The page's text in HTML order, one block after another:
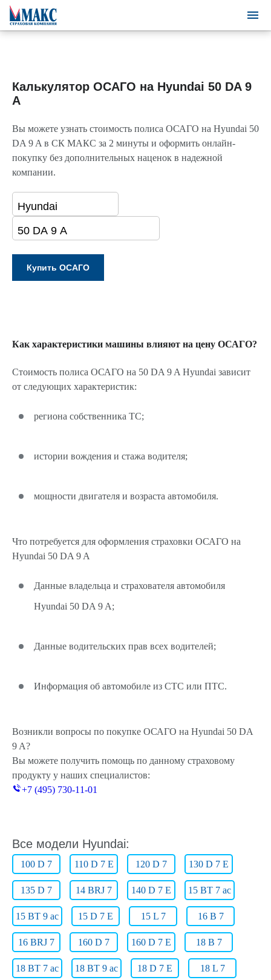
Калькулятор ОСАГО на Hyundai 50 DA 9
A
Вы можете узнать стоимость полиса ОСАГО на Hyundai 50
DA 9 A в СК МАКС за 2 минуты и оформить онлайн-
покупку без дополнительных наценок в надежной
компании.
Как характеристики машины влияют на цену ОСАГО?
Стоимость полиса ОСАГО на 50 DA 9 A Hyundai зависит
от следующих характеристик:
региона собственника ТС;
истории вождения и стажа водителя;
мощности двигателя и возраста автомобиля.
Что потребуется для оформления страховки ОСАГО на
Hyundai 50 DA 9 A
Данные владельца и страхователя автомобиля
Hyundai 50 DA 9 A;
Данные водительских прав всех водителей;
Информация об автомобиле из СТС или ПТС.
Возникли вопросы по покупке ОСАГО на Hyundai 50 DA
9 A?
Вы можете получить помощь по данному страховому
продукту у наших специалистов:
+7 (495) 730-11-01
Все модели Hyundai:
100 D 7 110 D 7 E 120 D 7 130 D 7 E
135 D 7 14 BRJ 7 140 D 7 E 15 BT 7 ac
15 BT 9 ac 15 D 7 E 15 L 7 16 B 7
16 BRJ 7 160 D 7 160 D 7 E 18 B 7
18 BT 7 ac 18 BT 9 ac 18 D 7 E 18 L 7